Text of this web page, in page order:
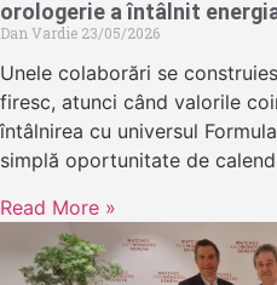
orologerie a întâlnit
Dan Vardie 23/05/2026
Unele colaborări se
firesc, atunci când valorile
întâlnirea cu universul
simplă oportunitate de
Read More »